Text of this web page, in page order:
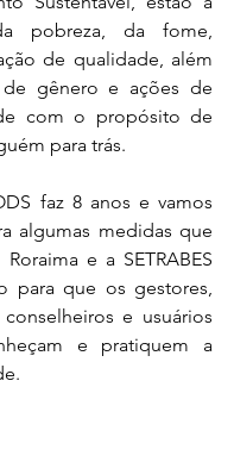
pobreza, da fome,
de qualidade, além
gênero e ações de
com o propósito de
para trás.
faz 8 anos e vamos
algumas medidas que
e a SETRABES
para que os gestores,
e usuários
e pratiquem a